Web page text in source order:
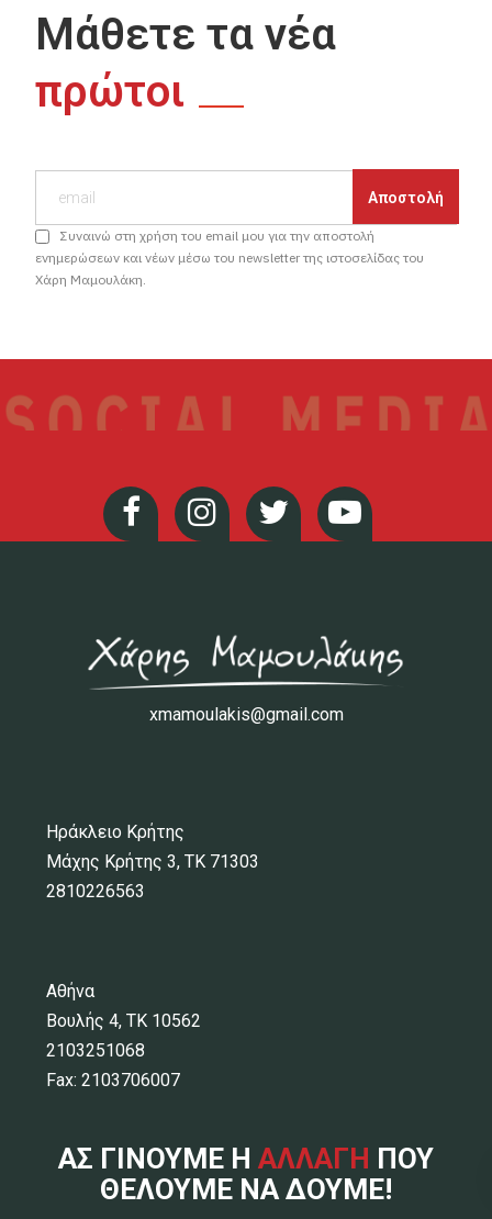
Μάθετε τα νέα
πρώτοι
Συναινώ στη χρήση του email μου για την αποστολή
ενημερώσεων και νέων μέσω του newsletter της ιστοσελίδας του
Χάρη Μαμουλάκη.
xmamoulakis@gmail.com
Ηράκλειο Κρήτης
Μάχης Κρήτης 3, ΤΚ 71303
2810226563
Αθήνα
Βουλής 4, ΤΚ 10562
2103251068
Fax: 2103706007
ΑΣ ΓΙΝΟΥΜΕ Η ΑΛΛΑΓΗ ΠΟΥ
ΘΕΛΟΥΜΕ ΝΑ ΔΟΥΜΕ!